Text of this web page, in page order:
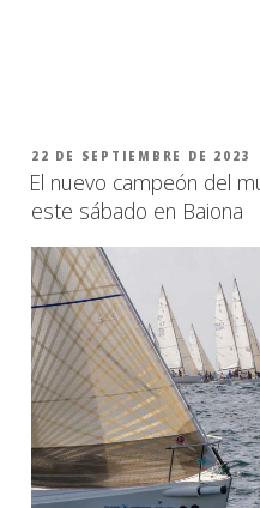
PUBLICADO
EL
22 DE SEPTIEMBRE DE 2023
El nuevo campeón del
este sábado en Baiona